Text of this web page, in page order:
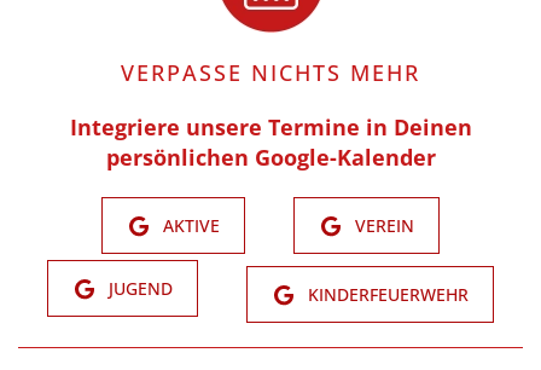
VERPASSE NICHTS MEHR
Integriere unsere Termine in Deinen
persönlichen Google-Kalender
AKTIVE VEREIN
JUGEND KINDERFEUERWEHR